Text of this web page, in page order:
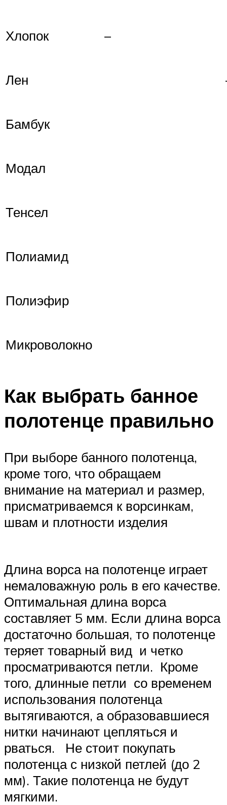
Хлопок –
Лен
Бамбук
Модал
Тенсел
Полиамид
Полиэфир
Микроволокно
Как выбрать банное
полотенце правильно
При выборе банного полотенца,
кроме того, что обращаем
внимание на материал и размер,
присматриваемся к ворсинкам,
швам и плотности изделия
Длина ворса на полотенце играет
немаловажную роль в его качестве.
Оптимальная длина ворса
составляет 5 мм. Если длина ворса
достаточно большая, то полотенце
теряет товарный вид и четко
просматриваются петли. Кроме
того, длинные петли со временем
использования полотенца
вытягиваются, а образовавшиеся
нитки начинают цепляться и
рваться. Не стоит покупать
полотенца с низкой петлей (до 2
мм). Такие полотенца не будут
мягкими.